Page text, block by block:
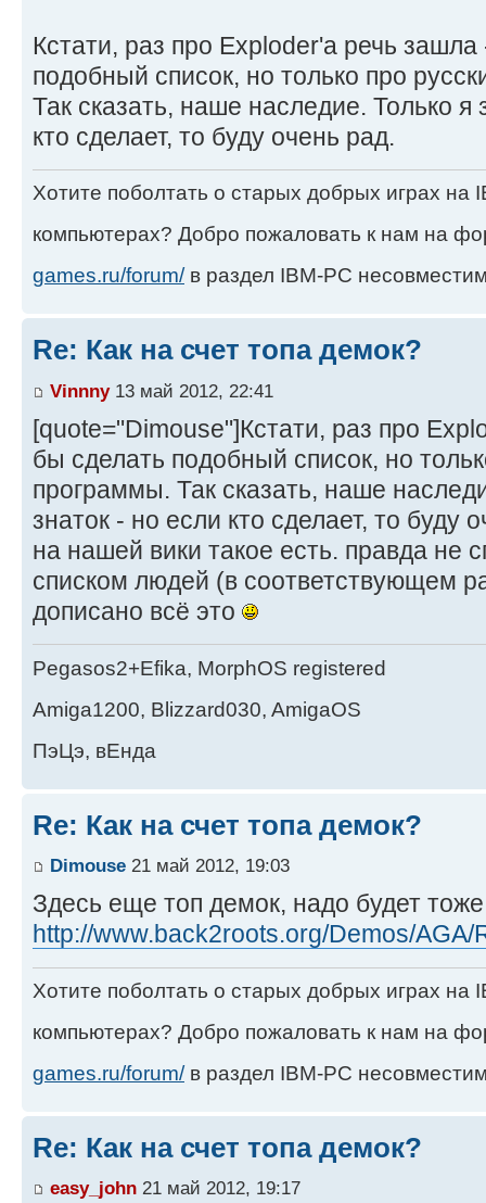
Кстати, раз про Exploder'а речь
подобный список, но только про
Так сказать, наше наследие. Только я
кто сделает, то буду очень рад.
Хотите поболтать о старых добрых играх на
компьютерах? Добро пожаловать к нам на
games.ru/forum/в раздел IBM-PC
Re: Как на счет топа демок?
Vinnny13 май 2012, 22:41
[quote="Dimouse"]Кстати, раз про
бы сделать подобный список, но
программы. Так сказать, наше
знаток - но если кто сделает, то буду
на нашей вики такое есть. правда не
списком людей (в соответствующем
дописано всё это
Pegasos2+Efika, MorphOS registered
Amiga1200, Blizzard030, AmigaOS
ПэЦэ, вЕнда
Re: Как на счет топа демок?
Dimouse 21 май 2012, 19:03
Здесь еще топ демок, надо будет тоже
http://www.back2roots.org/Demos/AGA/
Хотите поболтать о старых добрых играх на
компьютерах? Добро пожаловать к нам на
games.ru/forum/в раздел IBM-PC
Re: Как на счет топа демок?
easy_john 21 май 2012, 19:17